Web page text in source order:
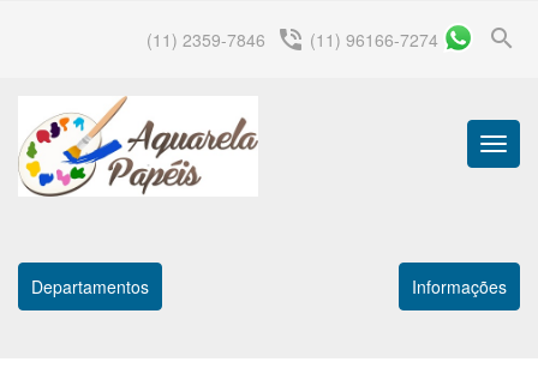
search
(11) 2359-7846 phone_in_talk (11) 96166-7274
Menu
Departamentos Informações